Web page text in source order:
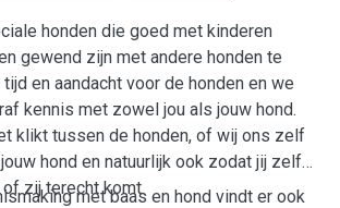
honden die goed met kinderen
gewend zijn met andere honden te
en aandacht voor de honden en we
kennis met zowel jou als jouw hond.
klikt tussen de honden, of wij ons zelf
hond en natuurlijk ook zodat jij zelf
zij terecht komt.
met baas en hond vindt er ook